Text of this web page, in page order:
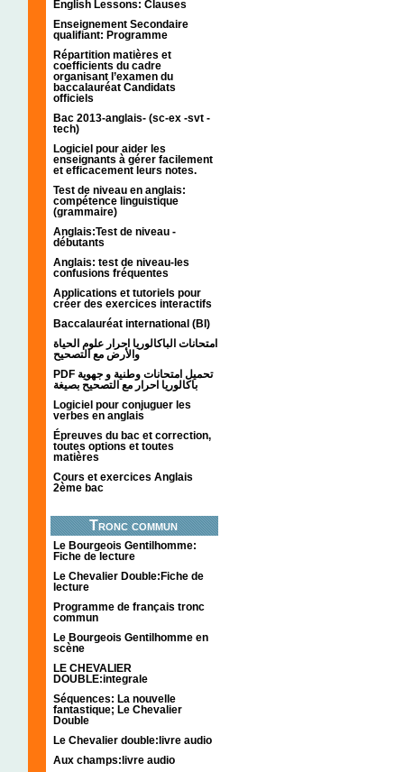
English Lessons: Clauses
Enseignement Secondaire
qualifiant: Programme
Répartition matières et
coefficients du cadre
organisant l’examen du
baccalauréat Candidats
officiels
Bac 2013-anglais- (sc-ex -svt -
tech)
Logiciel pour aider les
enseignants à gérer facilement
et efficacement leurs notes.
Test de niveau en anglais:
compétence linguistique
(grammaire)
Anglais:Test de niveau -
débutants
Anglais: test de niveau-les
confusions fréquentes
Applications et tutoriels pour
créer des exercices interactifs
Baccalauréat international (BI)
امتحانات الباكالوريا احرار علوم الحياة
والأرض مع التصحيح
PDF تحميل امتحانات وطنية و جهوية
باكالوريا احرار مع التصحيح بصيغة
Logiciel pour conjuguer les
verbes en anglais
Épreuves du bac et correction,
toutes options et toutes
matières
Cours et exercices Anglais
2ème bac
Tronc commun
Le Bourgeois Gentilhomme:
Fiche de lecture
Le Chevalier Double:Fiche de
lecture
Programme de français tronc
commun
Le Bourgeois Gentilhomme en
scène
LE CHEVALIER
DOUBLE:integrale
Séquences: La nouvelle
fantastique; Le Chevalier
Double
Le Chevalier double:livre audio
Aux champs:livre audio